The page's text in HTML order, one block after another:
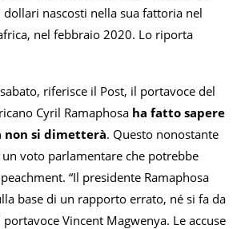
nascosti nella sua fattoria nel
nel febbraio 2020. Lo riporta
riferisce il Post, il portavoce del
Cyril Ramaphosa ha fatto sapere
non si dimetterà. Questo nonostante
voto parlamentare che potrebbe
“Il presidente Ramaphosa
base di un rapporto errato, né si fa da
Vincent Magwenya. Le accuse